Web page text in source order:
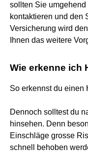
sollten Sie
kontaktieren und den
Versicherung wird
Ihnen das weitere
Wie erkenne ich
So erkennst du einen
Dennoch solltest du
hinsehen. Denn
Einschläge grosse
schnell behoben